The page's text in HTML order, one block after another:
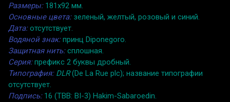
Размеры:181x92 мм.
Основные цвета:зеленый, желтый, розовый и синий.
Дата:отсутствует.
Водяной знак:принц Diponegoro.
Защитная нить:сплошная.
Серия:префикс 2 буквы дробный.
Типография: DLR(De La Rue plc); название типографии
отсутствует.
Подпись:16 (TBB: BI-3) Hakim-Sabaroedin.